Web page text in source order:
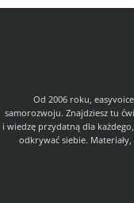
Od 2006 roku,
samorozwoju. Znajdziesz tu
i wiedzę przydatną dla
odkrywać siebie.